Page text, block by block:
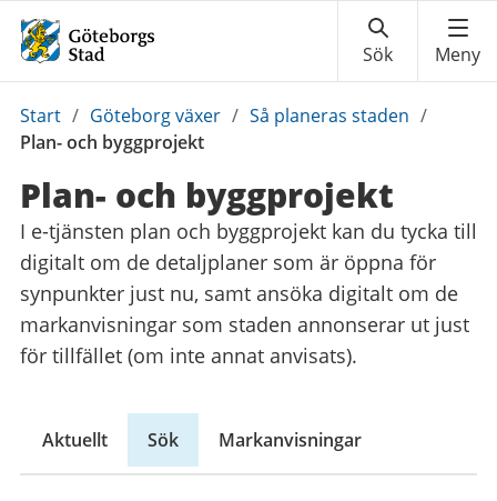
Du
är
Start / Göteborg växer / Så planeras staden /
Plan- och byggprojekt
Plan- och byggprojekt
I e-tjänsten plan och byggprojekt kan du tycka till
digitalt om de detaljplaner som är öppna för
synpunkter just nu, samt ansöka digitalt om de
markanvisningar som staden annonserar ut just
för tillfället (om inte annat anvisats).
Aktuellt Sök Markanvisningar